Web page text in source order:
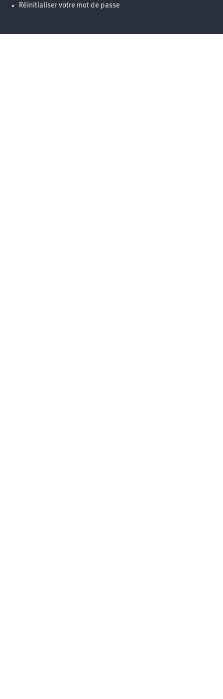
Réinitialiser votre mot de passe